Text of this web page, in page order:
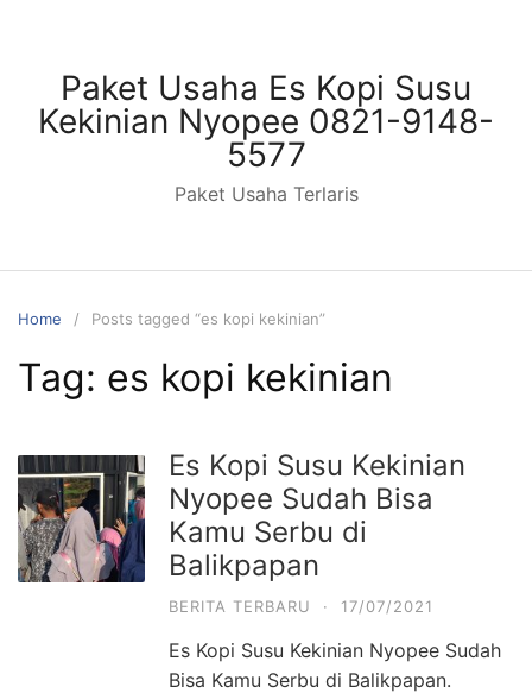
contentPaket Usaha Es Kopi Susu
Kekinian Nyopee 0821-9148-
5577
Paket Usaha Terlaris
Home Posts tagged “es kopi kekinian”
Tag: es kopi kekinian
Es Kopi Susu Kekinian
Nyopee Sudah Bisa
Kamu Serbu di
Balikpapan
BERITA TERBARU · 17/07/2021
Es Kopi Susu Kekinian Nyopee Sudah
Bisa Kamu Serbu di Balikpapan.